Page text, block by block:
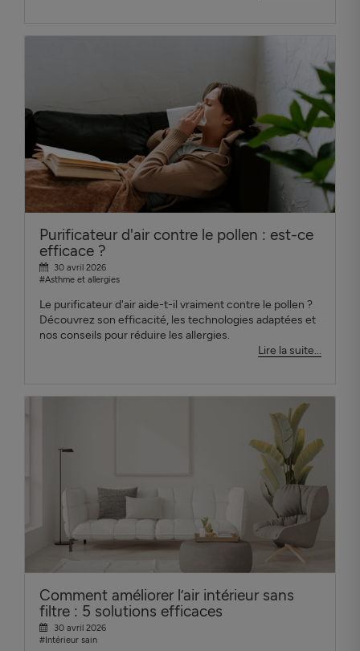
Purificateur d'air contre le pollen : est-ce
efficace ?
30 avril 2026
#Asthme et allergies
Le purificateur d'air aide-t-il vraiment contre le pollen ?
Découvrez son efficacité, les technologies adaptées et
nos conseils pour réduire les allergies.
Lire la suite...
Comment améliorer l’air intérieur sans
filtre : 5 solutions efficaces
30 avril 2026
#Intérieur sain